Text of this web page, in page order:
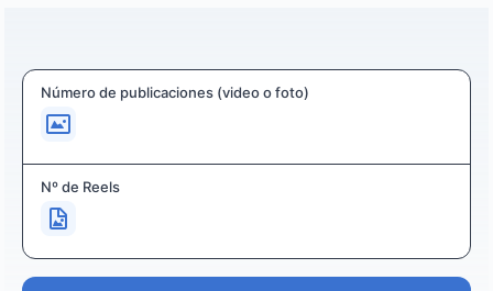
Número de publicaciones (video o foto)
Nº de Reels